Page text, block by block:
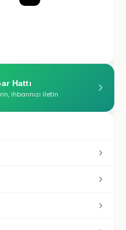
Hattı
ihbarınızı iletin